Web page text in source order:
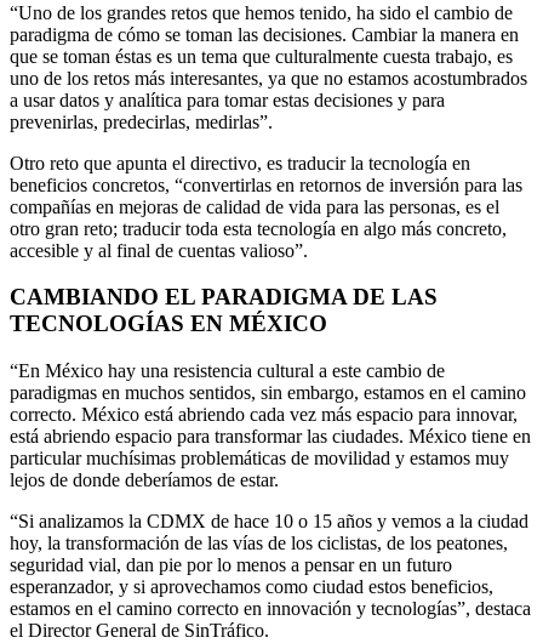
“Uno de los grandes retos que hemos tenido, ha sido el cambio de
paradigma de cómo se toman las decisiones. Cambiar la manera en
que se toman éstas es un tema que culturalmente cuesta trabajo, es
uno de los retos más interesantes, ya que no estamos acostumbrados
a usar datos y analítica para tomar estas decisiones y para
prevenirlas, predecirlas, medirlas”.
Otro reto que apunta el directivo, es traducir la tecnología en
beneficios concretos, “convertirlas en retornos de inversión para las
compañías en mejoras de calidad de vida para las personas, es el
otro gran reto; traducir toda esta tecnología en algo más concreto,
accesible y al final de cuentas valioso”.
CAMBIANDO EL PARADIGMADE LAS
TECNOLOGÍAS EN MÉXICO
“En México hay una resistencia cultural a este cambio de
paradigmas en muchos sentidos, sin embargo, estamos en el camino
correcto. México está abriendo cada vez más espacio para innovar,
está abriendo espacio para transformar las ciudades. México tiene en
particular muchísimas problemáticas de movilidad y estamos muy
lejos de donde deberíamos de estar.
“Si analizamos la CDMX de hace 10 o 15 años y vemos a la ciudad
hoy, la transformación de las vías de los ciclistas, de los peatones,
seguridad vial, dan pie por lo menos a pensar en un futuro
esperanzador, y si aprovechamos como ciudad estos beneficios,
estamos en el camino correcto en innovación y tecnologías”, destaca
el Director General de SinTráfico.